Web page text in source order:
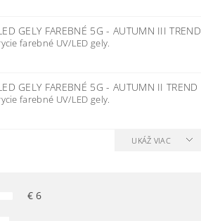
GELY FAREBNÉ 5G - AUTUMN III
farebné UV/LED gely.
GELY FAREBNÉ 5G - AUTUMN II
farebné UV/LED gely.
UKÁŽ VIAC
€6